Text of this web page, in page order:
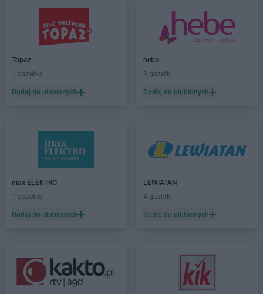
Gdynia
Gliwice
Głogów
Gniezno
Dealz Gorlice
Dealz Gorzów Wielkopolski
Dealz Gostynin
Grudziądz
Gryfice
Gubin
Dealz Hrubieszów
Inowrocław
Dealz Jarocin
Dealz Jasło
Dealz Jastrowie
Topaz
1 gazetka
Dodaj do ulubionych
hebe
3 gazetki
Dodaj do ulubionych
max ELEKTRO
1 gazetka
Dodaj do ulubionych
LEWIATAN
4 gazetki
Dodaj do ulubionych